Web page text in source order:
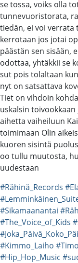
se tossa, voiks olla
tunnevuoristorata,
tiedän, ei voi verrata
kerrotaan jos jotai
päästän sen sisään,
odottaa, yhtäkkii se
sut pois tolaltaan
nyt on satsattava
Tiet on vihdoin
uskalsin
aihetta vaiheiluun
toimimaan Olin
kuoren sisintä
oo tullu muutosta,
uudestaan
#Rähinä_Records
#Sikamaanantai
#The_Voice_of_Kids
#Kimmo_Laiho
#Hip_Hop_Music